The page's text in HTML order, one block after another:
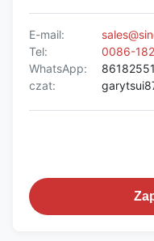
E-mail:
Tel:
0086-
WhatsApp:
czat: